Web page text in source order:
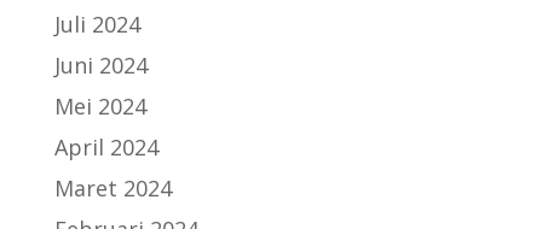
Juli 2024
Juni 2024
Mei 2024
April 2024
Maret 2024